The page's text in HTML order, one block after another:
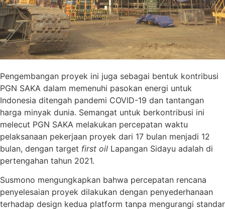
Pengembangan proyek ini juga sebagai bentuk kontribusi
PGN SAKA dalam memenuhi pasokan energi untuk
Indonesia ditengah pandemi COVID-19 dan tantangan
harga minyak dunia. Semangat untuk berkontribusi ini
melecut PGN SAKA melakukan percepatan waktu
pelaksanaan pekerjaan proyek dari 17 bulan menjadi 12
bulan, dengan target first oil Lapangan Sidayu adalah di
pertengahan tahun 2021.
Susmono mengungkapkan bahwa percepatan rencana
penyelesaian proyek dilakukan dengan penyederhanaan
terhadap design kedua platform tanpa mengurangi standar